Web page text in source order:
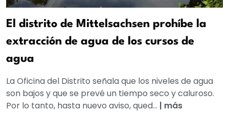
El distrito de Mittelsachsen prohíbe la
extracción de agua de los cursos de
agua
La Oficina del Distrito señala que los niveles de agua
son bajos y que se prevé un tiempo seco y caluroso.
Por lo tanto, hasta nuevo aviso, qued... | más